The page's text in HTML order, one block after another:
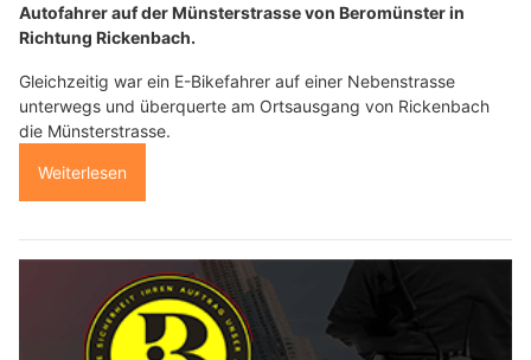
Autofahrer auf der Münsterstrasse von Beromünster in
Richtung Rickenbach.
Gleichzeitig war ein E-Bikefahrer auf einer Nebenstrasse
unterwegs und überquerte am Ortsausgang von Rickenbach
die Münsterstrasse.
Weiterlesen